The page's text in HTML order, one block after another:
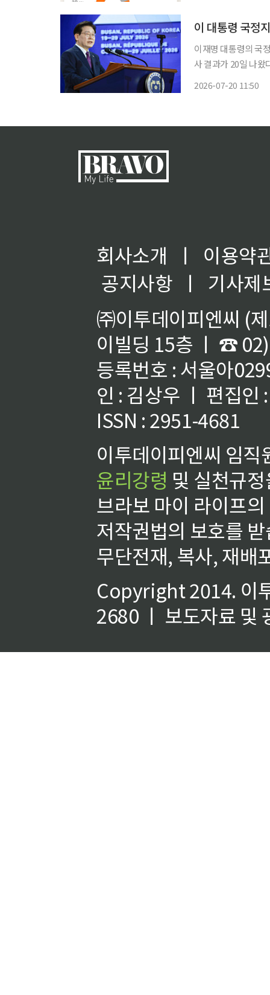
이 대통령 국정
이재명 대통령의 국
사 결과가 20일 나왔다. 리얼미터가 에너지경제신문 의뢰로 13~16일 전국 만 18세
2026-07-20 11:50
회사소개 ㅣ
이용약
공지사항
ㅣ
기사제
㈜이투데이피엔씨 (
이빌딩 15층 ㅣ ☎
등록번호 : 서울아
인 : 김상우 ㅣ 편집인
ISSN : 2951-4681
이투데이피엔씨 임
윤리강령 및 실천규
브라보 마이 라이프
저작권법의 보호를
무단전재, 복사, 재배
Copyright 2014. 이
2680 ㅣ 보도자료